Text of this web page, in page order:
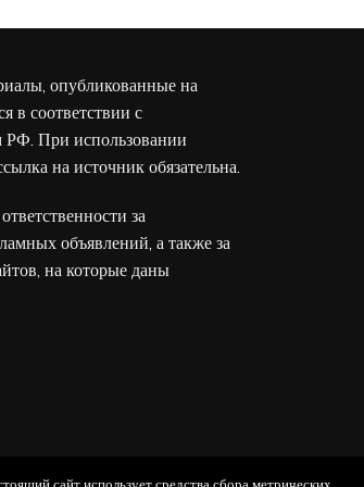
опубликованные на
в соответствии с
РФ. При использовании
на источник обязательна.
за
объявлений, а также за
на которые даны